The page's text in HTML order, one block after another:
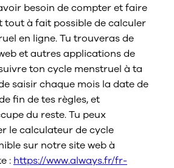
besoin de compter et faire
tout à fait possible de calculer
en ligne. Tu trouveras de
et autres applications de
ton cycle menstruel à ta
saisir chaque mois la date de
fin de tes règles, et
du reste. Tu peux
le calculateur de cycle
sur notre site web à
: https://www.always.fr/fr-